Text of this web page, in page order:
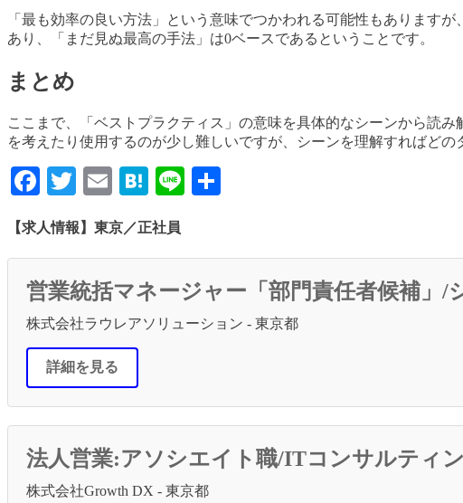
「最も効率の良い方法」という意味でつかわれる可能性もあります
あり、「まだ見ぬ最高の手法」は0ベースであるということです。
まとめ
ここまで、「ベストプラクティス」の意味を具体的なシーンから読
を考えたり使用するのが少し難しいですが、シーンを理解すればどの
Facebook
Twitter
EmailHatena
Line
【求人情報】東京／正社員
営業統括マネージャー「部門責任者候補」
株式会社ラウレアソリューション - 東京都
詳細を見る
法人営業:アソシエイト職/ITコンサルティ
株式会社Growth DX - 東京都